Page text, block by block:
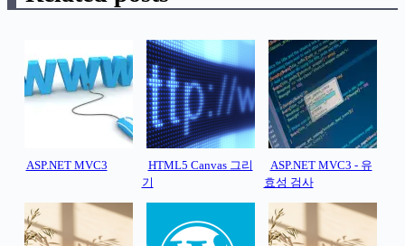
ASP.NET MVC3
HTML5 Canvas 그리
기
ASP.NET MVC3 - 유
효성 검사